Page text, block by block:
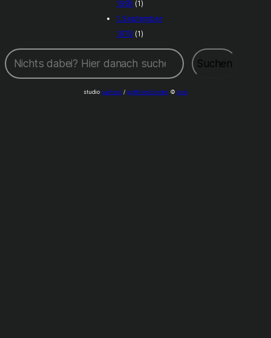
1995 (1)
1. September
1979 (1)
Suchen
Suchen
studio caohom /gottfried binder © now